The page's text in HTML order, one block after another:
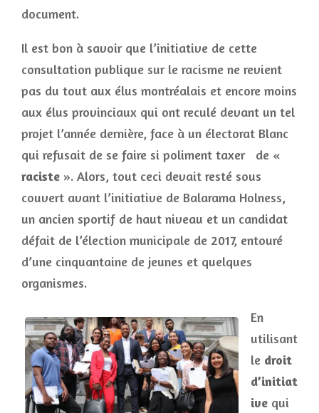
document.
Il est bon à savoir que l’initiative de cette
consultation publique sur le racisme ne revient
pas du tout aux élus montréalais et encore moins
aux élus provinciaux qui ont reculé devant un tel
projet l’année dernière, face à un électorat Blanc
qui refusait de se faire si poliment taxer de «
raciste ». Alors, tout ceci devait resté sous
couvert avant l’initiative de Balarama Holness,
un ancien sportif de haut niveau et un candidat
défait de l’élection municipale de 2017, entouré
d’une cinquantaine de jeunes et quelques
organismes.
En
utilisant
le droit
d’initiat
ive qui